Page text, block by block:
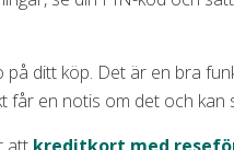
ditt köp. Det är en bra
får en notis om det och kan